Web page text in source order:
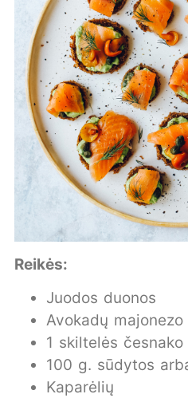
Reikės:
Juodos duonos
Avokadų
1 skiltelės česnako
100 g. sūdytos
Kaparėlių